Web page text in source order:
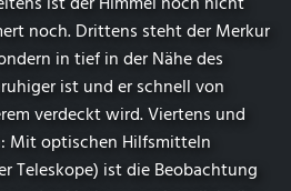
noch. Drittens steht der Merkur
in tief in der Nähe des
ist und er schnell von
verdeckt wird. Viertens und
Mit optischen Hilfsmitteln
Teleskope) ist die Beobachtung